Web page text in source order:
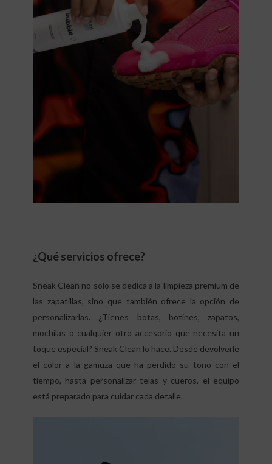
¿Qué servicios ofrece?
Sneak Clean no solo se dedica a la limpieza premium de
las zapatillas, sino que también ofrece la opción de
personalizarlas. ¿Tienes botas, botines, zapatos,
mochilas o cualquier otro accesorio que necesita un
toque especial? Sneak Clean lo hace. Desde devolverle
el color a la gamuza que ha perdido su tono con el
tiempo, hasta personalizar telas y cueros, el equipo
está preparado para cuidar cada detalle.